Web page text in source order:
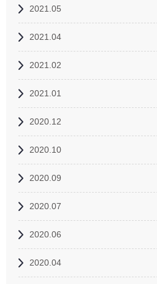
2021.05
2021.04
2021.02
2021.01
2020.12
2020.10
2020.09
2020.07
2020.06
2020.04